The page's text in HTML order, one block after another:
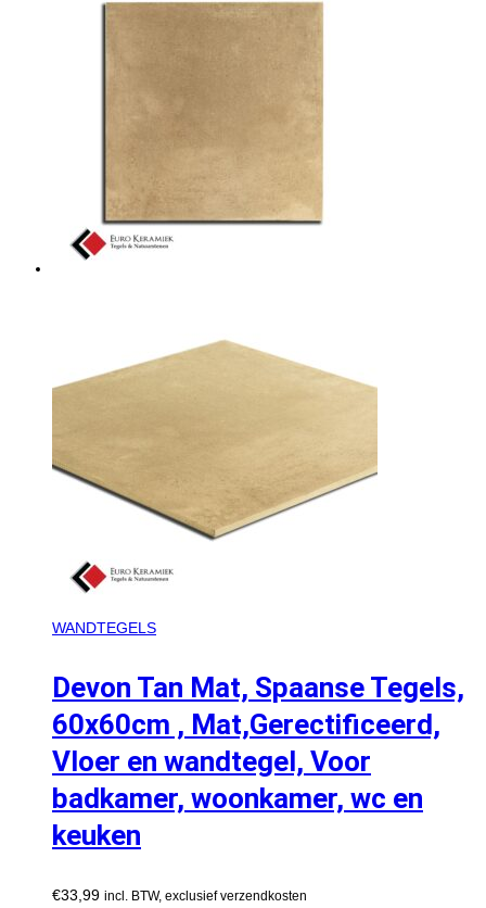
WANDTEGELS
Devon Tan Mat, Spaanse Tegels,
60x60cm , Mat,Gerectificeerd,
Vloer en wandtegel, Voor
badkamer, woonkamer, wc en
keuken
€33,99 incl. BTW, exclusief verzendkosten